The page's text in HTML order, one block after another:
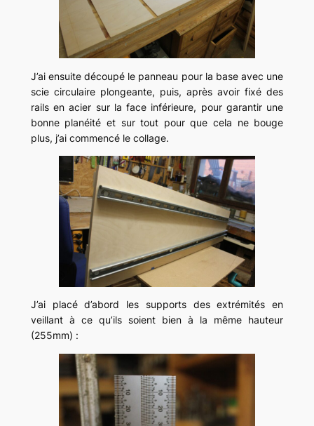
J’ai ensuite découpé le panneau pour la base avec une
scie circulaire plongeante, puis, après avoir fixé des
rails en acier sur la face inférieure, pour garantir une
bonne planéité et sur tout pour que cela ne bouge
plus, j’ai commencé le collage.
J’ai placé d’abord les supports des extrémités en
veillant à ce qu’ils soient bien à la même hauteur
(255mm) :